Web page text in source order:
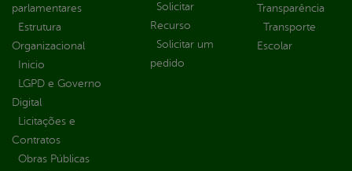
parlamentares
Estrutura
Organizacional
Inicio
LGPD e Governo
Digital
Licitações e
Contratos
Obras Públicas
Solicitar
Recurso
Solicitar um
pedido
Transparência
Transporte
Escolar